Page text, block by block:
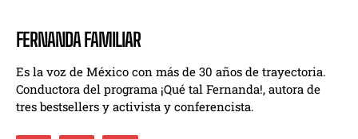
FERNANDA FAMILIAR
Es la voz de México con más de 30 años de trayectoria.
Conductora del programa ¡Qué tal Fernanda!, autora de
tres bestsellers y activista y conferencista.